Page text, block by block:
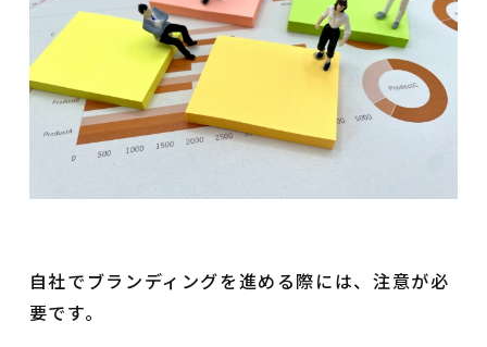
自社でブランディングを進める際には、注意が必
要です。